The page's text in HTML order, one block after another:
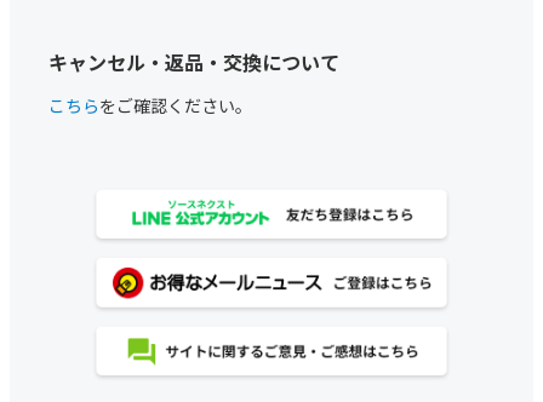
キャンセル・返品・交換について
こちらをご確認ください。